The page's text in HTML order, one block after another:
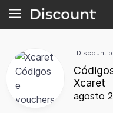
Xcaret
agosto